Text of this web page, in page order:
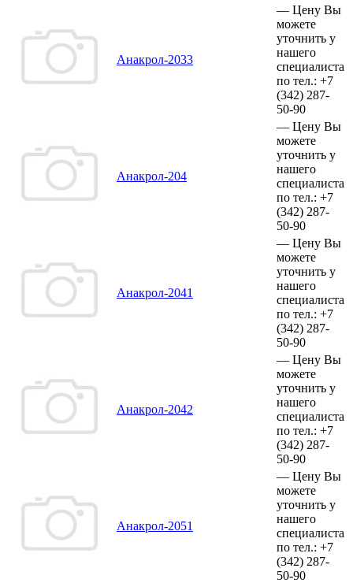
Анакрол-2033
— Цену Вы
можете
уточнить у
нашего
специалиста
по тел.: +7
(342) 287-
50-90
Анакрол-204
— Цену Вы
можете
уточнить у
нашего
специалиста
по тел.: +7
(342) 287-
50-90
Анакрол-2041
— Цену Вы
можете
уточнить у
нашего
специалиста
по тел.: +7
(342) 287-
50-90
Анакрол-2042
— Цену Вы
можете
уточнить у
нашего
специалиста
по тел.: +7
(342) 287-
50-90
Анакрол-2051
— Цену Вы
можете
уточнить у
нашего
специалиста
по тел.: +7
(342) 287-
50-90